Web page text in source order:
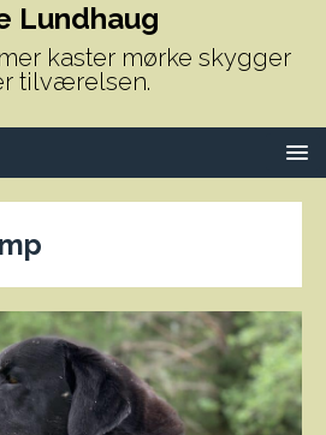
Lundhaug
kaster mørke skygger
tilværelsen.